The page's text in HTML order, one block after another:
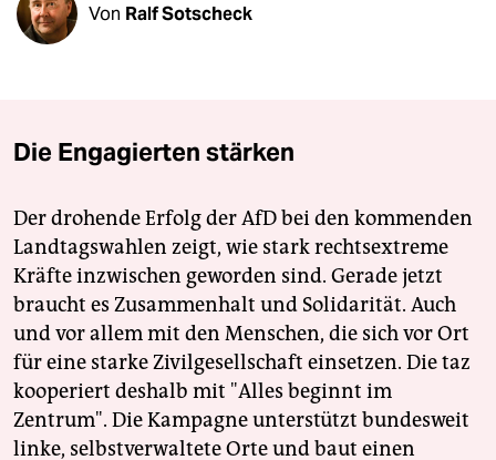
unterstützen
epaper login
Von Ralf Sotscheck
Die Engagierten stärken
Der drohende Erfolg der AfD bei den kommenden
Landtagswahlen zeigt, wie stark rechtsextreme
Kräfte inzwischen geworden sind. Gerade jetzt
braucht es Zusammenhalt und Solidarität. Auch
und vor allem mit den Menschen, die sich vor Ort
für eine starke Zivilgesellschaft einsetzen. Die taz
kooperiert deshalb mit "Alles beginnt im
Zentrum". Die Kampagne unterstützt bundesweit
linke, selbstverwaltete Orte und baut einen